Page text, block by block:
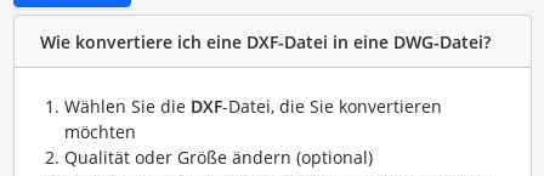
Wie konvertiere ich eine DXF-Datei in eine DWG-Datei?
Wählen Sie die DXF-Datei, die Sie konvertieren
möchten
Qualität oder Größe ändern (optional)